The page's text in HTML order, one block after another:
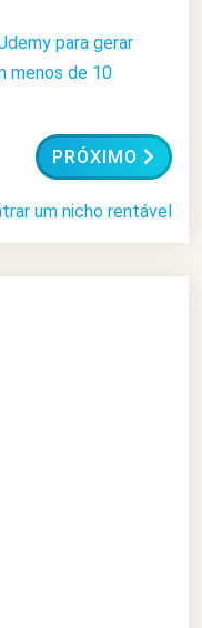
para gerar
menos de 10
PRÓXIMO
um nicho rentável